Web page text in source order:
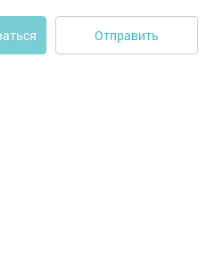
Отправить